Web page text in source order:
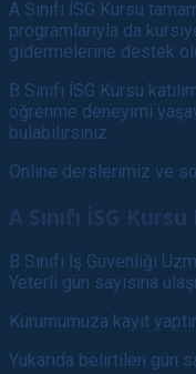
A Sınıfı İSG Kursu
programlarıyla da
gidermelerine destek
B Sınıfı İSG Kursu
öğrenme deneyimi
bulabilirsiniz.
Online derslerimiz ve
A Sınıfı İSG
B Sınıfı İş Güvenliği
Yeterli gün sayısına
Kurumumuza kayıt
Yukarıda belirtilen gün